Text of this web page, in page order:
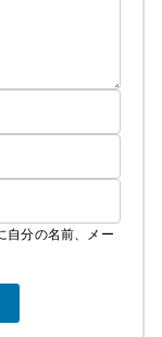
自分の名前、メー